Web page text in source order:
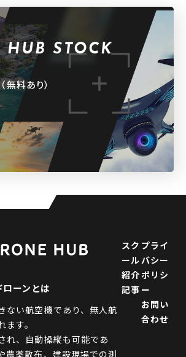
HUB STOCK
無料あり）
ローンとは
ない航空機であり、無人航
す。
れ、自動操縦も可能であ
農薬散布、建設現場での測
スク
ール
紹介
記事
プライ
バシー
ポリシ
ー
お問い
合わせ